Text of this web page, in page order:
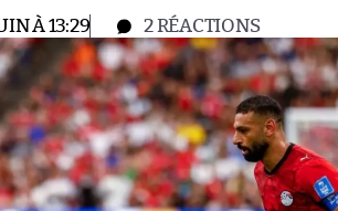
À 13:29 2RÉACTIONS